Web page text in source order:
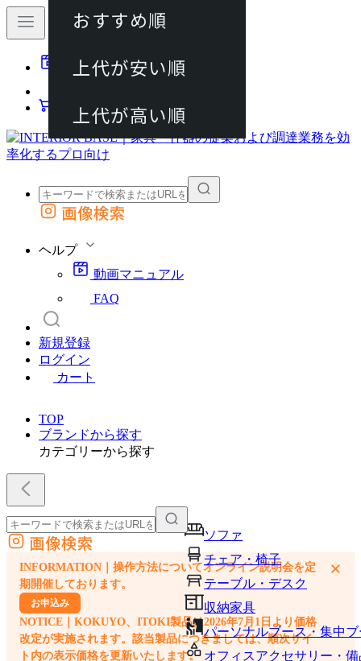
動画マニュアル
カート
外部サイトの商品をカートに追加
画像検索
ヘルプ
動画マニュアル
FAQ
新規登録
ログイン
カート
TOP
ブランドから探す
カテゴリーから探す
ソファ
チェア・椅子
テーブル・デスク
収納家具
パーソナルブース・集中
オフィスアクセサリー・備
外部サイトの商品をカートに追加
他のサイトで見つけた商品ページのURLを貼り付けて、カートに追加できます
画像検索
INFORMATION｜操作方法についてオンライン説明会を定
期開催しております。
お申込み
NOTICE｜KOKUYO、ITOKI製品は2026年7月1日より価格
改定が実施されます。該当製品につきましては、順次サイ
ト内の表示価格を更新いたします。
×
おすすめ順
上代が安い順
上代が高い順